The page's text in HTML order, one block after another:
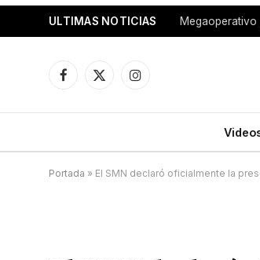
ULTIMAS NOTICIAS
Facebook
X
Instagram
Portada » El SMN declaró oficialmente la